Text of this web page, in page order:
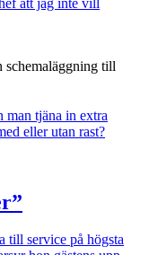
schemaläggning till
man tjäna in extra
eller utan rast?
till service på högsta